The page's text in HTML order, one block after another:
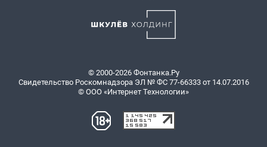
© 2000-2026 Фонтанка.Ру
Свидетельство Роскомнадзора ЭЛ № ФС 77-66333 от 14.07.2016
© ООО «Интернет Технологии»